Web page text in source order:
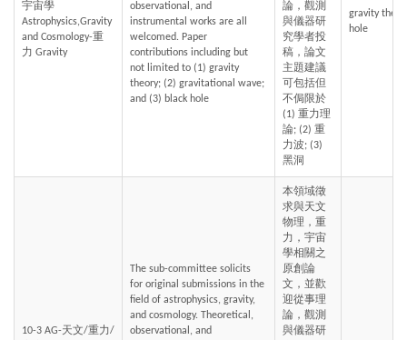
宇宙學
Astrophysics,Gravity
and Cosmology-重
力 Gravity
observational, and
instrumental works are all
welcomed. Paper
contributions including but
not limited to (1) gravity
theory; (2) gravitational wave;
and (3) black hole
論，觀測
與儀器研
究學者投
稿，論文
主題建議
可包括但
不侷限於
(1) 重力理
論; (2) 重
力波; (3)
黑洞
gravity
hole
10-3 AG-天文/重力/
The sub-committee solicits
for original submissions in the
field of astrophysics, gravity,
and cosmology. Theoretical,
observational, and
本領域徵
求與天文
物理，重
力，宇宙
學相關之
原創論
文，並歡
迎從事理
論，觀測
與儀器研